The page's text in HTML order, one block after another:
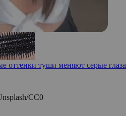
оттенки туши меняют серые глаза
СС0